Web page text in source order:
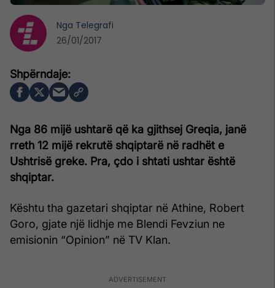
Nga 86 mijë ushtarë që ka gjithsej Greqia, janë
rreth 12 mijë rekrutë shqiptarë në radhët e
Ushtrisë greke. Pra, çdo i shtati ushtar është
shqiptar.
Kështu tha gazetari shqiptar në Athine, Robert
Goro, gjate një lidhje me Blendi Fevziun ne
emisionin “Opinion” në TV Klan.
Nga Telegrafi
26/01/2017